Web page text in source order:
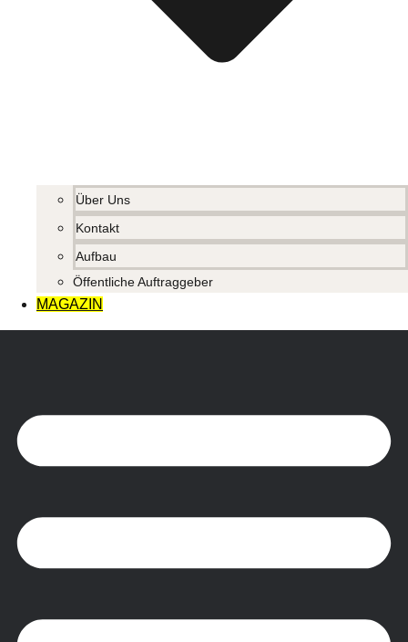
Über Uns
Kontakt
Aufbau
Öffentliche Auftraggeber
MAGAZIN